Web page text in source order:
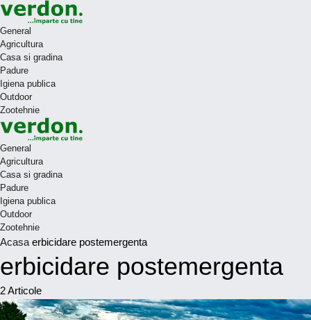
General
Agricultura
Casa si gradina
Padure
Igiena publica
Outdoor
Zootehnie
General
Agricultura
Casa si gradina
Padure
Igiena publica
Outdoor
Zootehnie
Acasa erbicidare postemergenta
erbicidare postemergenta
2Articole